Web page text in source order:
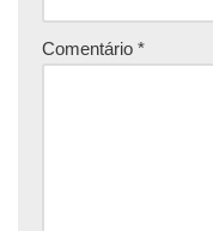
Comentário *